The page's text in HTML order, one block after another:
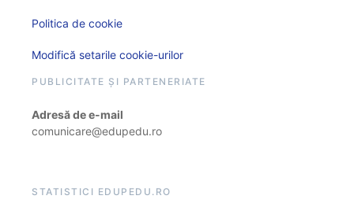
Politica de cookie
Modifică setarile cookie-urilor
PUBLICITATE ȘI PARTENERIATE
Adresă de e-mail
comunicare@edupedu.ro
STATISTICI EDUPEDU.RO